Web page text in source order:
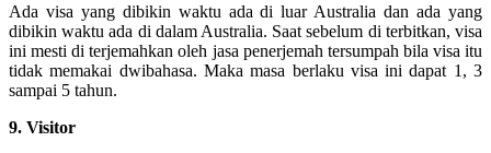
Ada visa yang dibikin waktu ada di luar Australia dan ada yang
dibikin waktu ada di dalam Australia. Saat sebelum di terbitkan, visa
ini mesti di terjemahkan oleh jasa penerjemah tersumpah bila visa itu
tidak memakai dwibahasa. Maka masa berlaku visa ini dapat 1, 3
sampai 5 tahun.
9. Visitor